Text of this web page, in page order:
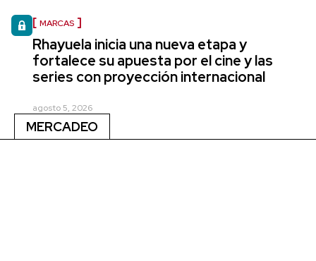
MARCAS
Rhayuela inicia una nueva etapa y
fortalece su apuesta por el cine y las
series con proyección internacional
agosto 5, 2026
MERCADEO